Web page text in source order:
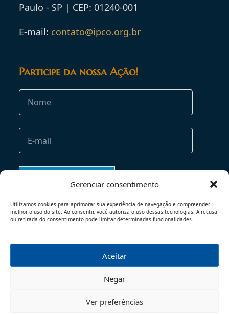
Gerenciar consentimento
Utilizamos cookies para aprimorar sua experiência de navegação e compreender
melhor o uso do site. Ao consentir, você autoriza o uso dessas tecnologias. A recusa
ou retirada do consentimento pode limitar determinadas funcionalidades.
Aceitar
Negar
Ver preferências
Paulo - SP | CEP: 01240-001
E-mail: contato@ipco.org.br
Participe da nossa Ação!
POLÍTICA DE PRIVACIDADE
© 2026 - TODOS OS DIREITOS RESERVADOS